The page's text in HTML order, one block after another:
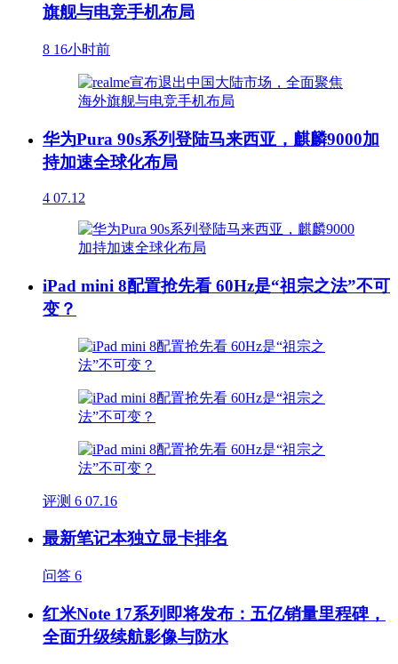
旗舰与电竞手机布局
8 16小时前
华为Pura 90s系列登陆马来西亚，麒麟9000加
持加速全球化布局
4 07.12
iPad mini 8配置抢先看 60Hz是“祖宗之法”不可
变？
评测 6 07.16
最新笔记本独立显卡排名
问答 6
红米Note 17系列即将发布：五亿销量里程碑，
全面升级续航影像与防水